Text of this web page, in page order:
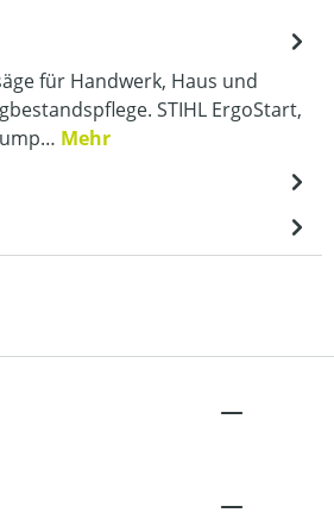
für Handwerk, Haus und
STIHL ErgoStart,
Mehr